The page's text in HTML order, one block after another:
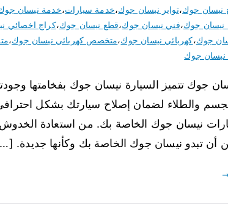
نيسان جوك،تواير نيسان جوك،خدمة سيارات،خدمة نيسان
نيسان جوك،فني نيسان جوك،قطع نيسان جوك،كراج اخصائي
جوك،كهربائي نيسان جوك،متخصص كهربائي نيسان جوك،
جوك
جوك تتميز السيارة نيسان جوك بفخامتها
والطلاء لضمان إصلاح سيارتك بشكل
نيسان جوك الخاصة بك. من استعادة الخدوش
تبدو نيسان جوك الخاصة بك وكأنها جديدة.